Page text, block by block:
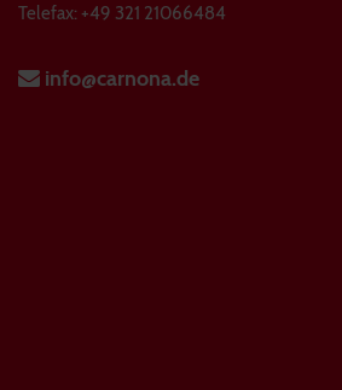
Telefax: +49 321 21066484
info@carnona.de